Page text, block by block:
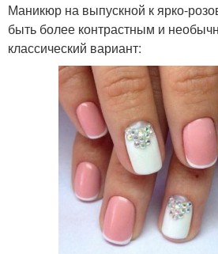
Маникюр на выпускной к ярко-
быть более контрастным и
классический вариант: